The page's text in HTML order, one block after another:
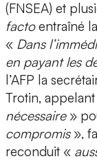
(FNSEA) et
factoentraîné
« Dans
en payant les
l’AFP la
Trotin,
nécessaire»
compromis»,
reconduit «